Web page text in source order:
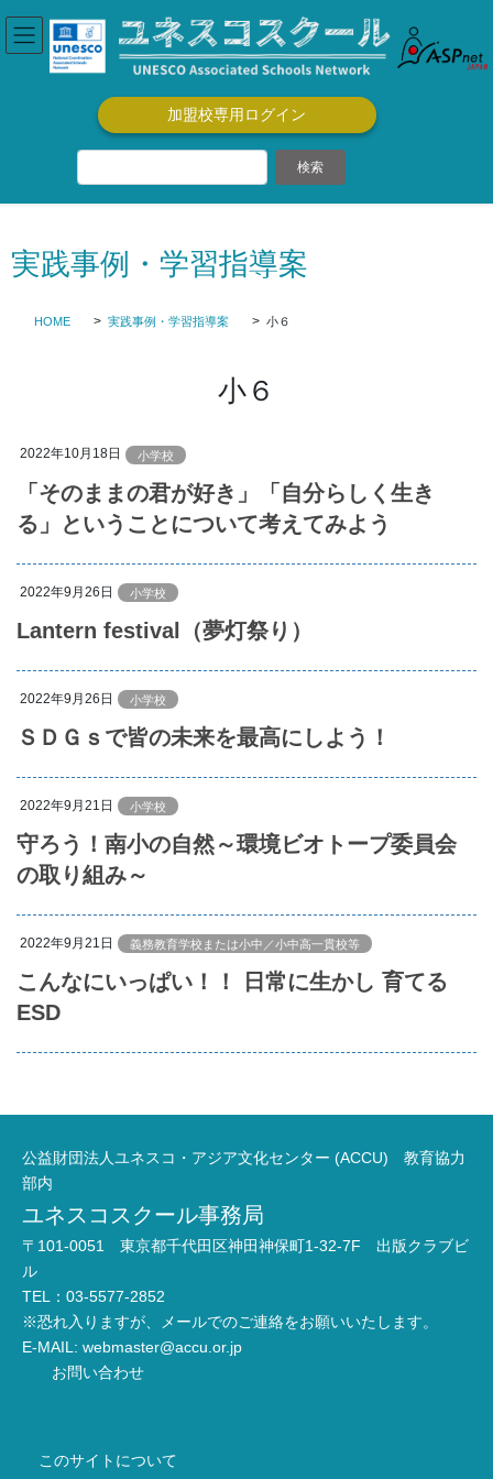
ン
テ
ビ
ゲ
加盟校専用ログイン
実践事例・学習指導案
HOME 実践事例・学習指導案 小６
小６
2022年10月18日 小学校
「そのままの君が好き」「自分らしく生き
る」ということについて考えてみよう
2022年9月26日 小学校
Lantern festival（夢灯祭り）
2022年9月26日 小学校
ＳＤＧｓで皆の未来を最高にしよう！
2022年9月21日 小学校
守ろう！南小の自然～環境ビオトープ委員会
の取り組み～
2022年9月21日 義務教育学校または小中／小中高一貫校等
こんなにいっぱい！！ 日常に生かし 育てる
ESD
公益財団法人ユネスコ・アジア文化センター (ACCU) 教育協力
部内
ユネスコスクール事務局
〒101-0051 東京都千代田区神田神保町1-32-7F 出版クラブビ
ル
TEL：03-5577-2852
※恐れ入りますが、メールでのご連絡をお願いいたします。
E-MAIL: webmaster@accu.or.jp
お問い合わせ
このサイトについて